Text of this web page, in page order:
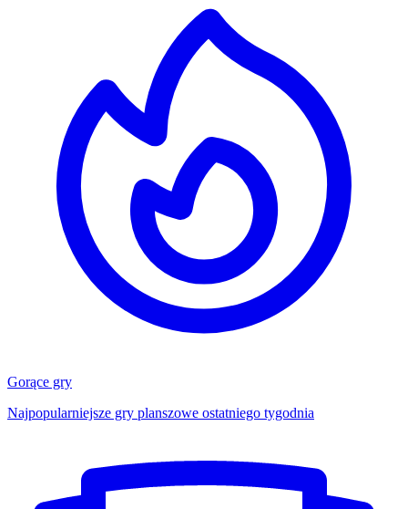
Gorące gry
Najpopularniejsze gry planszowe ostatniego tygodnia